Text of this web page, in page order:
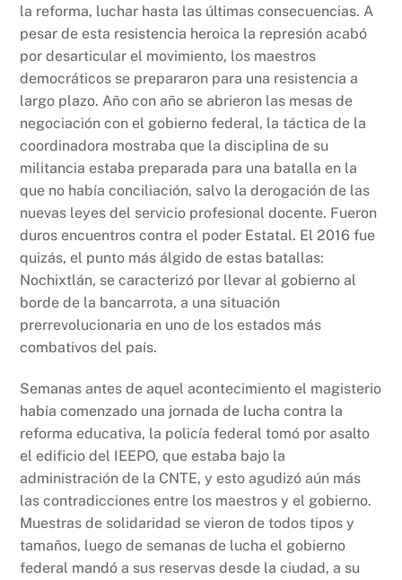
la reforma, luchar hasta las últimas consecuencias. A
pesar de esta resistencia heroica la represión acabó
por desarticular el movimiento, los maestros
democráticos se prepararon para una resistencia a
largo plazo. Año con año se abrieron las mesas de
negociación con el gobierno federal, la táctica de la
coordinadora mostraba que la disciplina de su
militancia estaba preparada para una batalla en la
que no había conciliación, salvo la derogación de las
nuevas leyes del servicio profesional docente. Fueron
duros encuentros contra el poder Estatal. El 2016 fue
quizás, el punto más álgido de estas batallas:
Nochixtlán, se caracterizó por llevar al gobierno al
borde de la bancarrota, a una situación
prerrevolucionaria en uno de los estados más
combativos del país.
Semanas antes de aquel acontecimiento el magisterio
había comenzado una jornada de lucha contra la
reforma educativa, la policía federal tomó por asalto
el edificio del IEEPO, que estaba bajo la
administración de la CNTE, y esto agudizó aún más
las contradicciones entre los maestros y el gobierno.
Muestras de solidaridad se vieron de todos tipos y
tamaños, luego de semanas de lucha el gobierno
federal mandó a sus reservas desde la ciudad, a su